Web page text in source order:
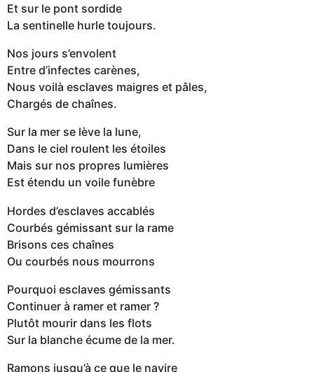
Et sur le pont sordide
La sentinelle hurle toujours.
Nos jours s’envolent
Entre d’infectes carènes,
Nous voilà esclaves maigres et pâles,
Chargés de chaînes.
Sur la mer se lève la lune,
Dans le ciel roulent les étoiles
Mais sur nos propres lumières
Est étendu un voile funèbre
Hordes d’esclaves accablés
Courbés gémissant sur la rame
Brisons ces chaînes
Ou courbés nous mourrons
Pourquoi esclaves gémissants
Continuer à ramer et ramer ?
Plutôt mourir dans les flots
Sur la blanche écume de la mer.
Ramons jusqu’à ce que le navire